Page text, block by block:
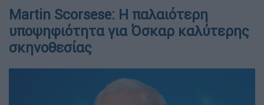
Martin Scorsese: Η παλαιότερη
υποψηφιότητα για Όσκαρ καλύτερης
σκηνοθεσίας